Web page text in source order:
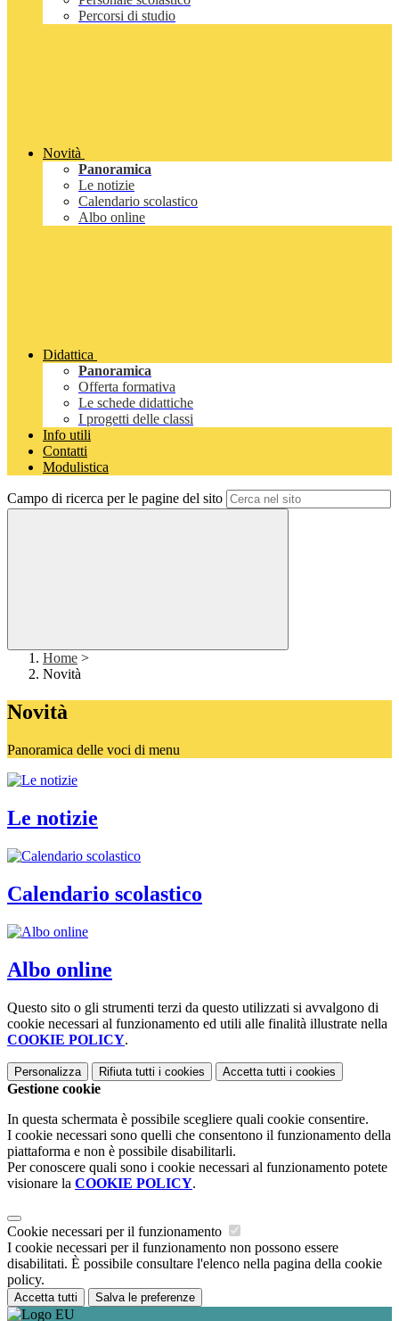
Percorsi di studio
Novità
Panoramica
Le notizie
Calendario scolastico
Albo online
Didattica
Panoramica
Offerta formativa
Le schede didattiche
I progetti delle classi
Info utili
Contatti
Modulistica
Campo di ricerca per le pagine del sito
Home >
Novità
Novità
Panoramica delle voci di menu
Le notizie
Calendario scolastico
Albo online
Questo sito o gli strumenti terzi da questo utilizzati si avvalgono di
cookie necessari al funzionamento ed utili alle finalità illustrate nella
COOKIE POLICY.
Personalizza Rifiuta tutti i cookies Accetta tutti i cookies
Gestione cookie
In questa schermata è possibile scegliere quali cookie consentire.
I cookie necessari sono quelli che consentono il funzionamento della
piattaforma e non è possibile disabilitarli.
Per conoscere quali sono i cookie necessari al funzionamento potete
visionare la COOKIE POLICY.
Cookie necessari per il funzionamento
I cookie necessari per il funzionamento non possono essere
disabilitati. È possibile consultare l'elenco nella pagina della cookie
policy.
Accetta tutti Salva le preferenze